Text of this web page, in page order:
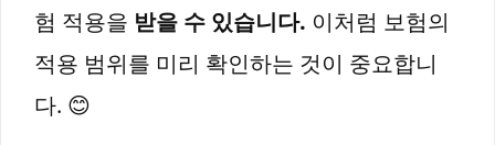
험 적용을 받을 수 있습니다. 이처럼 보험의
적용 범위를 미리 확인하는 것이 중요합니
다. 😊